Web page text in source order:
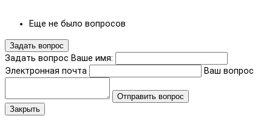
Еще не было вопросов
Задать вопрос
Задать вопрос Ваше имя:
Электронная почта
Ваш вопрос
Отправить вопрос
Закрыть